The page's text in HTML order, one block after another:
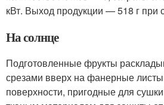
кВт. Выход продукции — 518 г при
На солнце
Подготовленные фрукты
срезами вверх на фанерные
поверхности, пригодные для